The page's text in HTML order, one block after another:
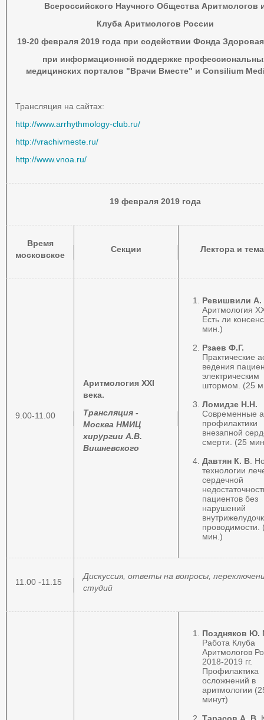
Всероссийского Научного Общества Аритмологов
Клуба Аритмологов России
19-20 февраля 2019 года при содействии Фонда
при информационной поддержке
медицинских порталов "Врачи Вместе" и Consilium
Трансляция на сайтах:
http://www.arrhythmology-club.ru/
http://vrachivmeste.ru/
http://www.vnoa.ru/
19февраля 2019года
Время
московское
Секции Лектора и
9.00-11.00
Аритмология XXI
века.
Трансляция -
Москва НМИЦ
хирургии А.В.
Вишневского
Ревишвили
Аритмология
Есть ли
мин.)
Рзаев Ф.Г.
Практические
ведения
электрическим
штормом. (25
Ломидзе Н.Н.
Современные
профилактики
внезапной
смерти. (25
Давтян К. В .
технологии
сердечной
пациентов без
нарушений
проводимости.
мин.)
11.00 -11.15
Дискуссия, ответы на вопросы,
студий
Поздняков Ю.
Работа Клуба
Аритмологов
2018-2019 гг.
Профилактика
осложнений в
аритмологии
минут)